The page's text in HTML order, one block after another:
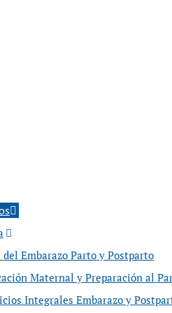
del Embarazo Parto y Postparto
Maternal y Preparación al
Integrales Embarazo y